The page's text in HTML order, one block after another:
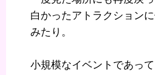
白かったアトラクション
みたり。
小規模なイベントであっ